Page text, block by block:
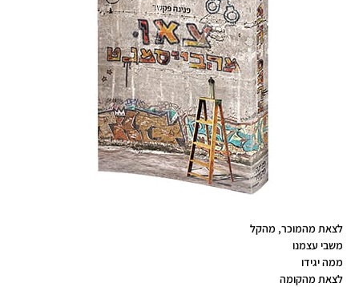
לצאת מהמוכר, מהקל
משבי עצמנו
ממה יגידו
לצאת מהקומה